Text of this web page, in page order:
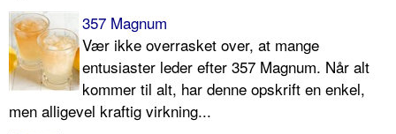
357 Magnum
Vær ikke overrasket over, at mange
entusiaster leder efter 357 Magnum. Når alt
kommer til alt, har denne opskrift en enkel,
men alligevel kraftig virkning...